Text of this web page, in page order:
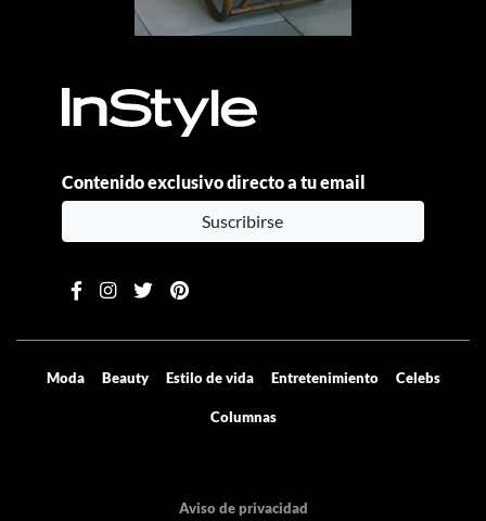
Contenido exclusivo directo a tu email
Suscribirse
Moda Beauty Estilo de vida Entretenimiento Celebs
Columnas
Aviso de privacidad